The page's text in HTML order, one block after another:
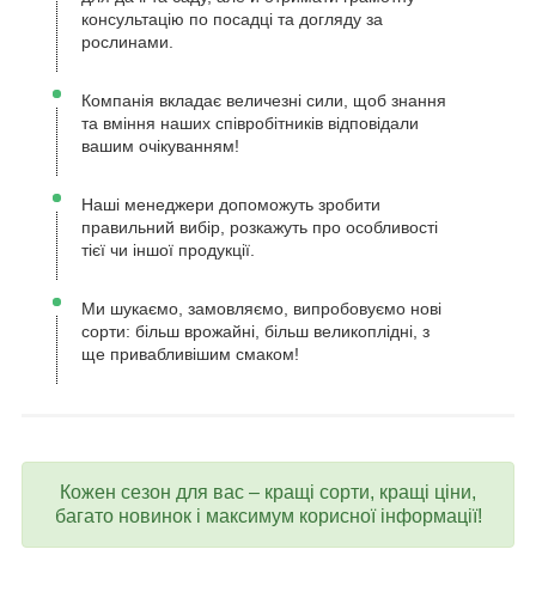
консультацію по посадці та догляду за
рослинами.
Компанія вкладає величезні сили, щоб знання
та вміння наших співробітників відповідали
вашим очікуванням!
Наші менеджери допоможуть зробити
правильний вибір, розкажуть про особливості
тієї чи іншої продукції.
Ми шукаємо, замовляємо, випробовуємо нові
сорти: більш врожайні, більш великоплідні, з
ще привабливішим смаком!
Кожен сезон для вас – кращі сорти, кращі ціни,
багато новинок і максимум корисної інформації!